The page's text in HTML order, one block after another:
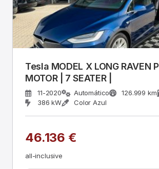
Tesla MODEL X LONG RAVEN
MOTOR | 7 SEATER |
11-2020 Automático 126.999 km
386 kW
Color Azul
46.136 €
all-inclusive